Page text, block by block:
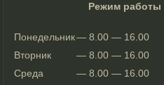
Режим работы
Понедельник— 8.00 — 16.00
Вторник
— 8.00 — 16.00
Среда
— 8.00 — 16.00